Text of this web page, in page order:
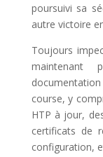
poursuivi sa
autre victoire
Toujours
course, y
HTP à jour,
certificats de
configuration,